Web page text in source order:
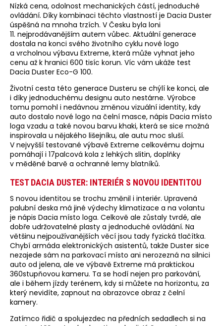
Nízká cena, odolnost mechanických částí, jednoduché
ovládání. Díky kombinaci těchto vlastností je Dacia Duster
úspěšná na mnoha trzích. V Česku byla loni
11. nejprodávanějším autem vůbec. Aktuální generace
dostala na konci svého životního cyklu nové logo
a vrcholnou výbavu Extreme, která může vyhnat jeho
cenu až k hranici 600 tisíc korun. Víc vám ukáže test
Dacia Duster Eco-G 100.
Životní cesta této generace Dusteru se chýlí ke konci, ale
i díky jednoduchému designu auto nestárne. Výrobce
tomu pomohl i nedávnou změnou vizuální identity, kdy
auto dostalo nové logo na čelní masce, nápis Dacia místo
loga vzadu a také novou barvu khaki, která se sice možná
inspirovala u nějakého lišejníku, ale autu moc sluší.
V nejvyšší testované výbavě Extreme celkovému dojmu
pomáhají i 17palcová kola z lehkých slitin, doplňky
v měděné barvě a ochranné lemy blatníků.
TEST DACIA DUSTER: INTERIÉR S NOVOU IDENTITOU
S novou identitou se trochu změnil i interiér. Upravená
palubní deska má jiné výdechy klimatizace a na volantu
je nápis Dacia místo loga. Celkově ale zůstaly tvrdé, ale
dobře udržovatelné plasty a jednoduché ovládání. Na
většinu nejpoužívanějších věcí jsou tady fyzická tlačítka.
Chybí armáda elektronických asistentů, takže Duster sice
nezajede sám na parkovací místo ani nerozezná na silnici
auto od jelena, ale ve výbavě Extreme má praktickou
360stupňovou kameru. Ta se hodí nejen pro parkování,
ale i během jízdy terénem, kdy si můžete na horizontu, za
který nevidíte, zapnout na obrazovce obraz z čelní
kamery.
Zatímco řidič a spolujezdec na předních sedadlech si na